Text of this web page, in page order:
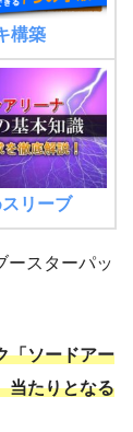
構築
リーブ
ースターパッ
「ソードアー
当たりとなる